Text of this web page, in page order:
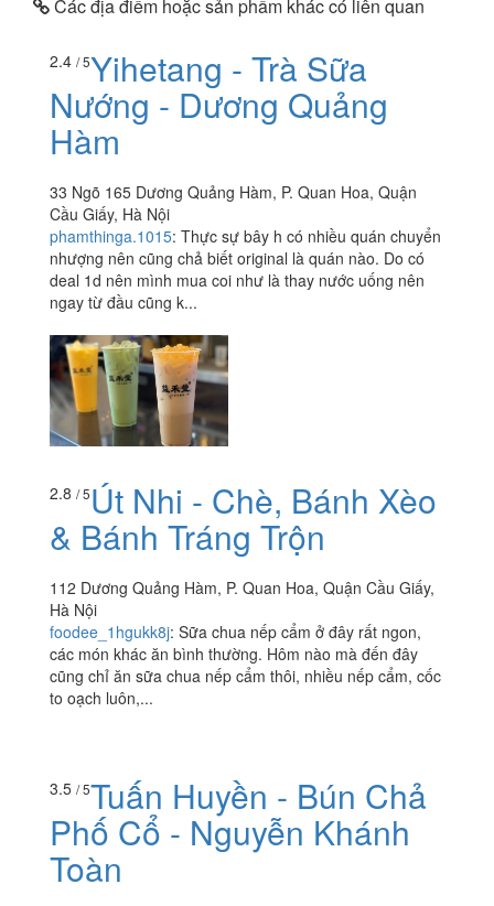
Các địa điểm hoặc sản phẩm khác có liên quan
2.4 / 5Yihetang - Trà Sữa
Nướng - Dương Quảng
Hàm
33 Ngõ 165 Dương Quảng Hàm, P. Quan Hoa, Quận
Cầu Giấy, Hà Nội
phamthinga.1015: Thực sự bây h có nhiều quán chuyển
nhượng nên cũng chả biết original là quán nào. Do có
deal 1d nên mình mua coi như là thay nước uống nên
ngay từ đầu cũng k...
2.8 / 5Út Nhi - Chè, Bánh Xèo
& Bánh Tráng Trộn
112 Dương Quảng Hàm, P. Quan Hoa, Quận Cầu Giấy,
Hà Nội
foodee_1hgukk8j: Sữa chua nếp cẩm ở đây rất ngon,
các món khác ăn bình thường. Hôm nào mà đến đây
cũng chỉ ăn sữa chua nếp cẩm thôi, nhiều nếp cẩm, cốc
to oạch luôn,...
3.5 / 5Tuấn Huyền - Bún Chả
Phố Cổ - Nguyễn Khánh
Toàn